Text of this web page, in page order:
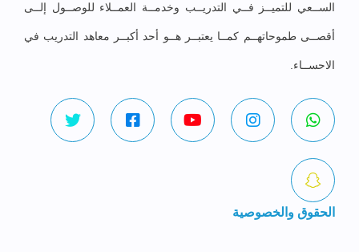
الســعي للتميــز فــي التدريــب وخدمــة العمــلاء للوصــول إلــى
أقصــى طموحاتهــم كمــا يعتبــر هــو أحد أكبــر معاهد التدريب في
الاحســاء.
الحقوق والخصوصية